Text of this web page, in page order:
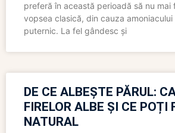
preferă în această perioadă să nu mai
vopsea clasică, din cauza amoniacului
puternic. La fel gândesc și
DE CE ALBEȘTE PĂRUL:
FIRELOR ALBE ȘI CE POȚI
NATURAL